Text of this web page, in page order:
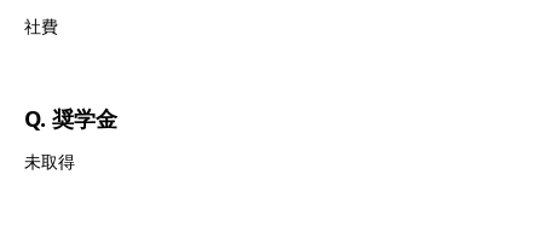
社費
Q. 奨学金
未取得